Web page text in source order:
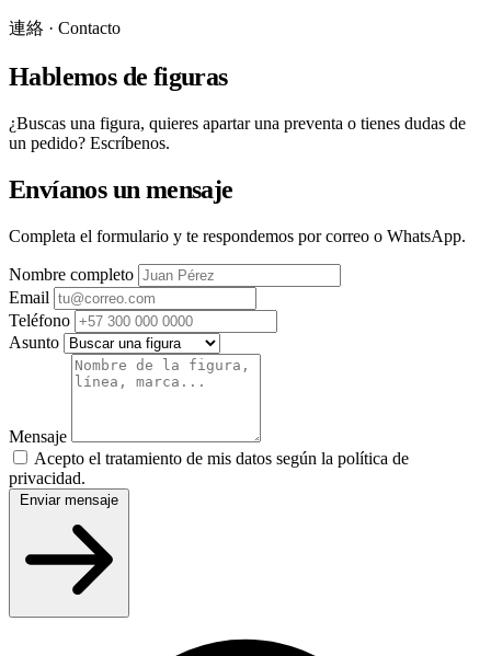
連絡 · Contacto
Hablemos de figuras
¿Buscas una figura, quieres apartar una preventa o tienes dudas de
un pedido? Escríbenos.
Envíanos un mensaje
Completa el formulario y te respondemos por correo o WhatsApp.
Nombre completo
Email
Teléfono
Asunto
Mensaje
Acepto el tratamiento de mis datos según la política de
privacidad.
Enviar mensaje